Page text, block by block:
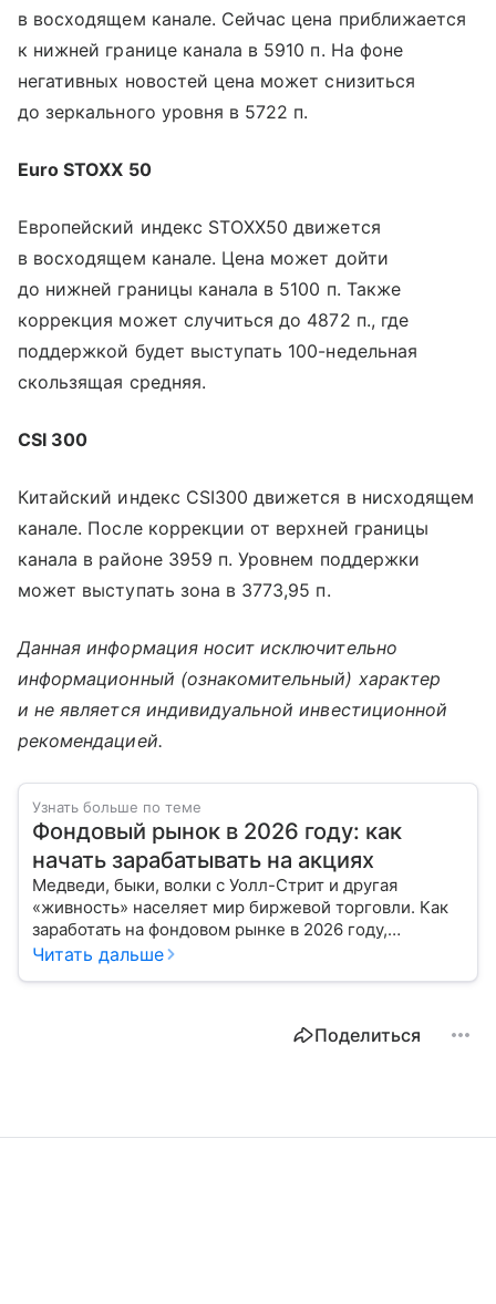
в восходящем канале. Сейчас цена приближается
к нижней границе канала в 5910 п. На фоне
негативных новостей цена может снизиться
до зеркального уровня в 5722 п.
Euro STOXX 50
Европейский индекс STOXX50 движется
в восходящем канале. Цена может дойти
до нижней границы канала в 5100 п. Также
коррекция может случиться до 4872 п., где
поддержкой будет выступать 100-недельная
скользящая средняя.
CSI 300
Китайский индекс CSI300 движется в нисходящем
канале. После коррекции от верхней границы
канала в районе 3959 п. Уровнем поддержки
может выступать зона в 3773,95 п.
Данная информация носит исключительно
информационный (ознакомительный) характер
и не является индивидуальной инвестиционной
рекомендацией.
Узнать больше по теме
Фондовый рынок в 2026 году: как
начать зарабатывать на акциях
Медведи, быки, волки с Уолл-Стрит и другая
«живность» населяет мир биржевой торговли. Как
заработать на фондовом рынке в 2026 году,
расскажем с помощью эксперта.
Читать дальше
Поделиться